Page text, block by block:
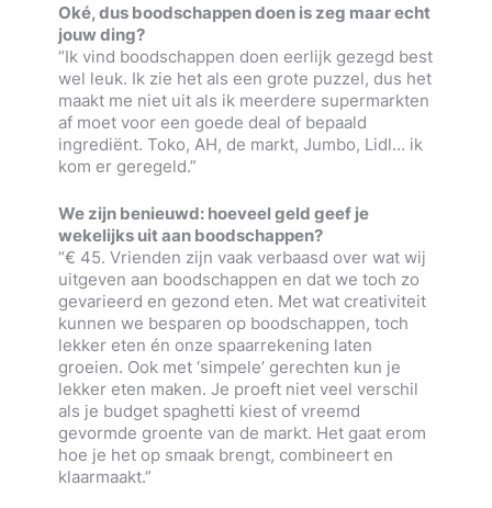
Oké, dus boodschappen doen is zeg maar echt
jouw ding?
“Ik vind boodschappen doen eerlijk gezegd best
wel leuk. Ik zie het als een grote puzzel, dus het
maakt me niet uit als ik meerdere supermarkten
af moet voor een goede deal of bepaald
ingrediënt. Toko, AH, de markt, Jumbo, Lidl… ik
kom er geregeld.”
We zijn benieuwd: hoeveel geld geef je
wekelijks uit aan boodschappen?
“€ 45. Vrienden zijn vaak verbaasd over wat wij
uitgeven aan boodschappen en dat we toch zo
gevarieerd en gezond eten. Met wat creativiteit
kunnen we besparen op boodschappen, toch
lekker eten én onze spaarrekening laten
groeien. Ook met ‘simpele’ gerechten kun je
lekker eten maken. Je proeft niet veel verschil
als je budget spaghetti kiest of vreemd
gevormde groente van de markt. Het gaat erom
hoe je het op smaak brengt, combineert en
klaarmaakt.”